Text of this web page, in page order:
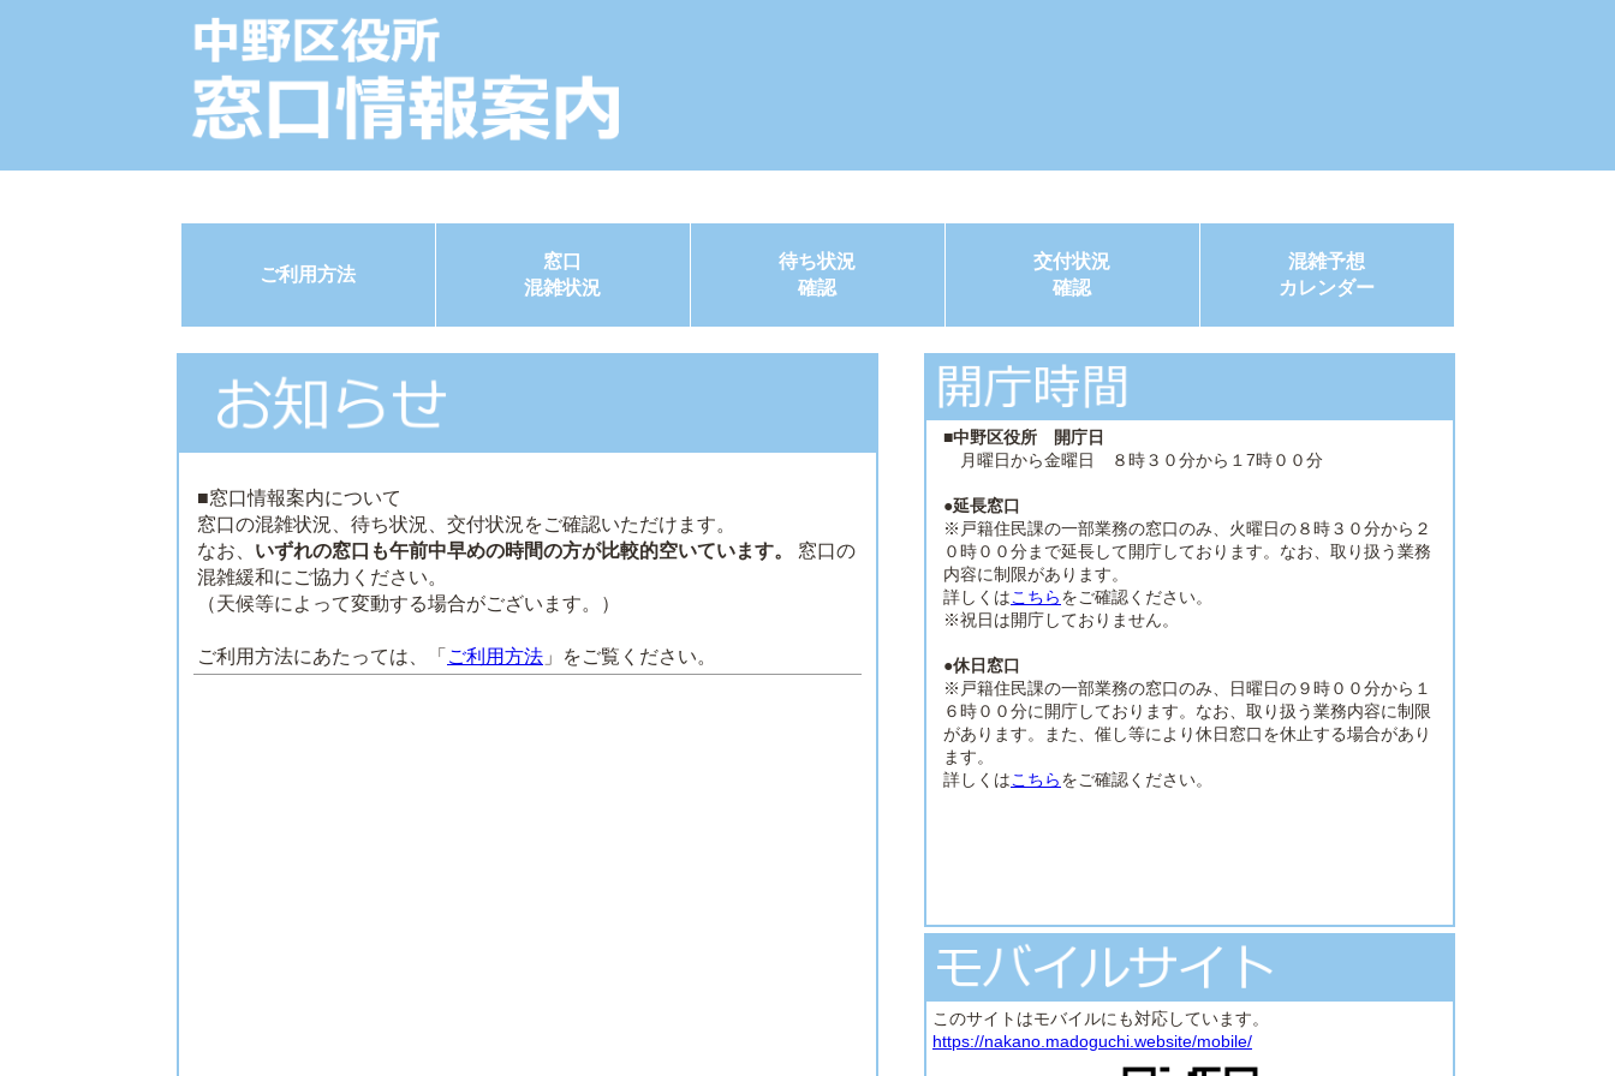
ご利用方法
窓口
混雑状況
待ち状況
確認
交付状況
確認
混雑予想
カレンダー
■窓口情報案内について
窓口の混雑状況、待ち状況、交付状況をご確認いただけます。
なお、 いずれの窓口も午前中早めの時間の方が比較的空いています。
窓口の
混雑緩和にご協力ください。
（天候等によって変動する場合がございます。）
ご利用方法にあたっては、「 ご利用方法 」をご覧ください。
■中野区役所 開庁日
月曜日から金曜日 ８時３０分から１7時００分
●延長窓口
※戸籍住民課の一部業務の窓口のみ、火曜日の８時３０分から２
０時００分まで延長して開庁しております。なお、取り扱う業務
内容に制限があります。
詳しくはこちらをご確認ください。
※祝日は開庁しておりません。
●休日窓口
※戸籍住民課の一部業務の窓口のみ、日曜日の９時００分から１
６時００分に開庁しております。なお、取り扱う業務内容に制限
があります。また、催し等により休日窓口を休止する場合があり
ます。
詳しくはこちらをご確認ください。
このサイトはモバイルにも対応しています。
https://nakano.madoguchi.website/mobile/